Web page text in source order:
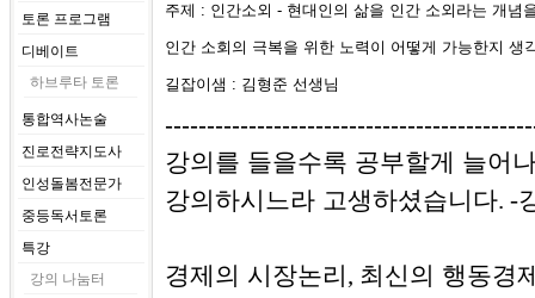
토론 프로그램
디베이트
하브루타 토론
통합역사논술
진로전략지도사
인성돌봄전문가
중등독서토론
특강
강의 나눔터
주제 : 인간소외 - 현대인의 삶을 인간 소외라는 개념
인간 소회의 극복을 위한 노력이 어떻게 가능한지 생
길잡이샘 : 김형준 선생님
강의를 들을수록 공부할게 늘어
강의하시느라 고생하셨습니다. -
경제의 시장논리, 최신의 행동경